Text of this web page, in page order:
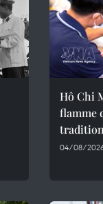
Hô Chi
flamme
04/08/